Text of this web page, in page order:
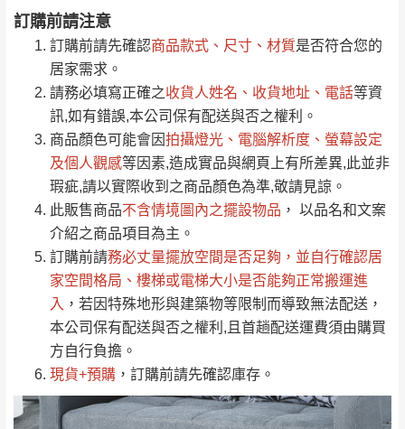
訂購前請注意
訂購前請先確認商品款式、尺寸、材質是否符合您的
居家需求。
請務必填寫正確之收貨人姓名、收貨地址、電話等資
訊,如有錯誤,本公司保有配送與否之權利。
商品顏色可能會因拍攝燈光、電腦解析度、螢幕設定
及個人觀感等因素,造成實品與網頁上有所差異,此並非
瑕疵,請以實際收到之商品顏色為準,敬請見諒。
此販售商品不含情境圖內之擺設物品 ， 以品名和文案
介紹之商品項目為主。
訂購前請務必丈量擺放空間是否足夠 ，並自行確認居
家空間格局、 樓梯或電梯大小是否能夠正常搬運進
入 ，若因特殊地形與建築物等限制而導致無法配送，
本公司保有配送與否之權利,且首趟配送運費須由購買
方自行負擔。
現貨+預購 ，訂購前請先確認庫存。
運 費 說 明
運送地區 運送費用
偏遠地區
（請先線上詢問 LINE
→@dershin ）
桃園
免 運
費
復興鄉
新竹
峨眉鄉、五峰鄉、
橫山、北埔鄉、尖
石鄉、寶山鄉山
區、新埔山區、芎
台北 無
注意事項：
由於品項繁多，網頁無法及時更新，如有需
要購買商品，請於出發前來電或到「官方
Line客服」來信確認商品是否有「現貨」與
「金額」。
若商品價格或庫存有異常，商家有權取消訂
單。部分網路商品恕無法更改原設計或客製，敬請
見諒！
接單後二日內(不含例假日)，我們客服會與您
電話聯絡或E-Mail通知確認訂單。
（線上客
服 LINE → @dershin）
下單前先詢問是否現貨 ，若未詢問下單後無
現貨我們客服會再來電或E-Mail與您聯絡
（洽詢方式請搜尋 Line ID →
地區恕無法提供運送 (詳見運送規章)。
0/5 (0)筆
全部 依評論高至低排列
依評論低至高排列 只顯示附上圖片
只顯示附上評論